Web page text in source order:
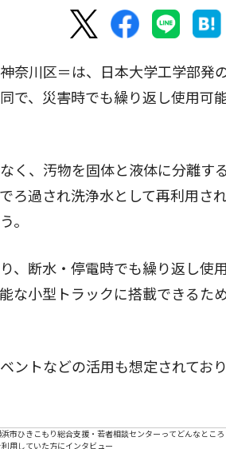
奈川区＝は、日本大学工学部発
で、災害時でも繰り返し使用可
く、汚物を固体と液体に分離す
ろ過され洗浄水として再利用さ
。
、断水・停電時でも繰り返し使
な小型トラックに搭載できるた
ントなどの活用も想定されてお